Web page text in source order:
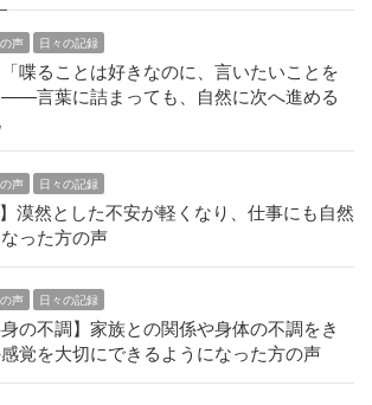
声 日々の記録
「喋ることは好きなのに、言いたいことを
言葉に詰まっても、自然に次へ進める
声 日々の記録
漠然とした不安が軽くなり、仕事にも自然
った方の声
声 日々の記録
身の不調】家族との関係や身体の不調をき
覚を大切にできるようになった方の声